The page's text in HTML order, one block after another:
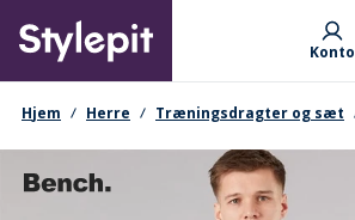
main
content
Primary departments
Konto
navigationssti
Hjem Herre Træningsdragter og sæt